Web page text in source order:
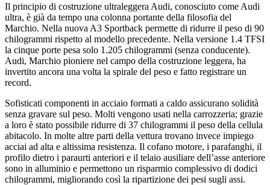
Il principio di costruzione ultraleggera Audi, conosciuto come Audi
ultra, è già da tempo una colonna portante della filosofia del
Marchio. Nella nuova A3 Sportback permette di ridurre il peso di 90
chilogrammi rispetto al modello precedente. Nella versione 1.4 TFSI
la cinque porte pesa solo 1.205 chilogrammi (senza conducente).
Audi, Marchio pioniere nel campo della costruzione leggera, ha
invertito ancora una volta la spirale del peso e fatto registrare un
record.
Sofisticati componenti in acciaio formati a caldo assicurano solidità
senza gravare sul peso. Molti vengono usati nella carrozzeria; grazie
a loro è stato possibile ridurre di 37 chilogrammi il peso della cellula
abitacolo. In molte altre parti della vettura trovano invece impiego
acciai ad alta e altissima resistenza. Il cofano motore, i parafanghi, il
profilo dietro i paraurti anteriori e il telaio ausiliare dell’asse anteriore
sono in alluminio e permettono un risparmio complessivo di dodici
chilogrammi, migliorando così la ripartizione dei pesi sugli assi.